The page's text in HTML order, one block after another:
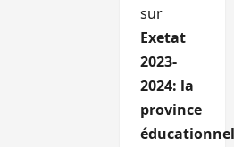
sur
Exetat
2023-
2024: la
province